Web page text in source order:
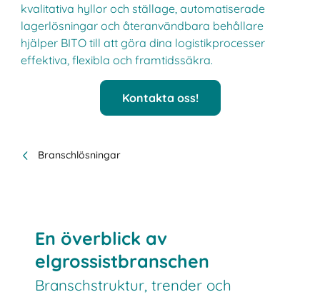
kvalitativa hyllor och ställage, automatiserade
lagerlösningar och återanvändbara behållare
hjälper BITO till att göra dina logistikprocesser
effektiva, flexibla och framtidssäkra.
Kontakta oss!
Branschlösningar
En överblick av
elgrossistbranschen
Branschstruktur, trender och